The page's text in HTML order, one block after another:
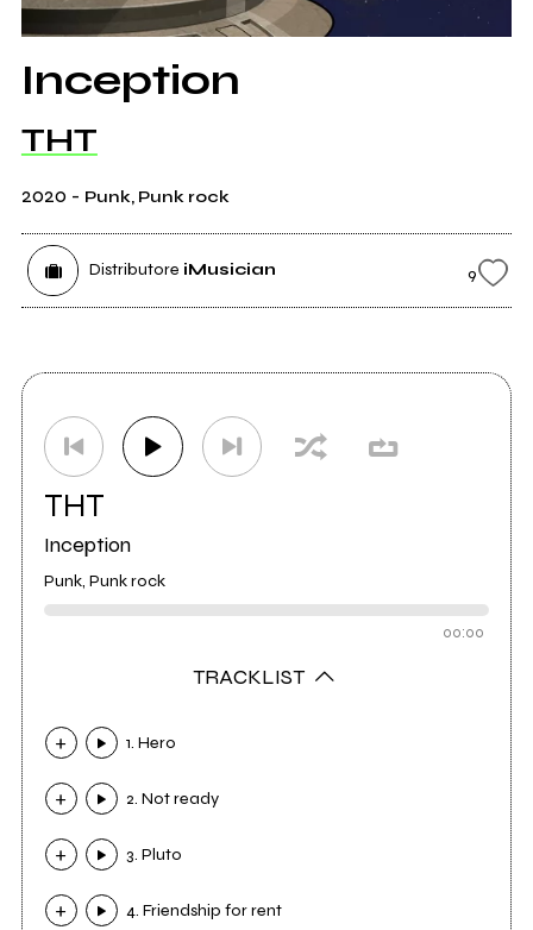
Inception
THT
2020- Punk, Punk rock
Distributore iMusician 9
THT
Inception
Punk, Punk rock
00:00
TRACKLIST
1. Hero
2. Not ready
3. Pluto
4. Friendship for rent